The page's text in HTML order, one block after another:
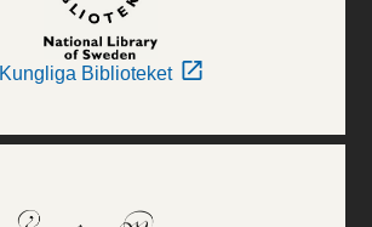
Kungliga Biblioteket